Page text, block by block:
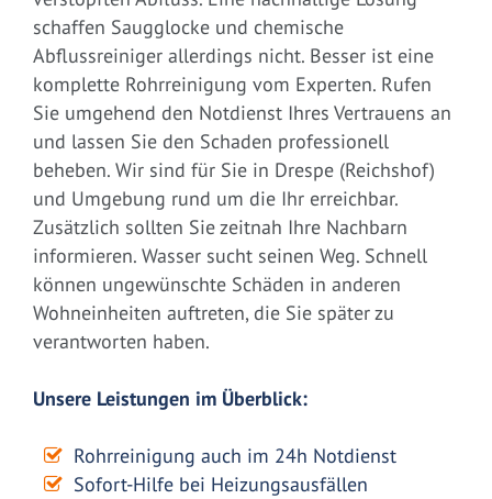
schaffen Saugglocke und chemische
Abflussreiniger allerdings nicht. Besser ist eine
komplette Rohrreinigung vom Experten. Rufen
Sie umgehend den Notdienst Ihres Vertrauens an
und lassen Sie den Schaden professionell
beheben. Wir sind für Sie in Drespe (Reichshof)
und Umgebung rund um die Ihr erreichbar.
Zusätzlich sollten Sie zeitnah Ihre Nachbarn
informieren. Wasser sucht seinen Weg. Schnell
können ungewünschte Schäden in anderen
Wohneinheiten auftreten, die Sie später zu
verantworten haben.
Unsere Leistungen im Überblick:
Rohrreinigung auch im 24h Notdienst
Sofort-Hilfe bei Heizungsausfällen